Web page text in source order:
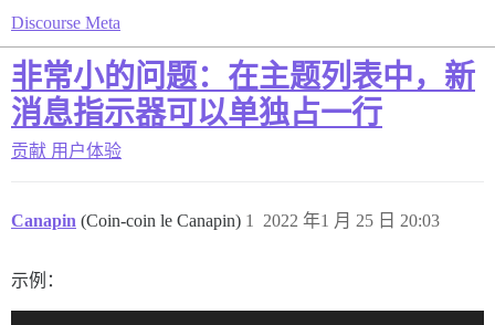
Discourse Meta
非常小的问题：在主题列表中，新
消息指示器可以单独占一行
贡献 用户体验
Canapin (Coin-coin le Canapin) 2022 年1 月 25 日 20:03
1
示例：